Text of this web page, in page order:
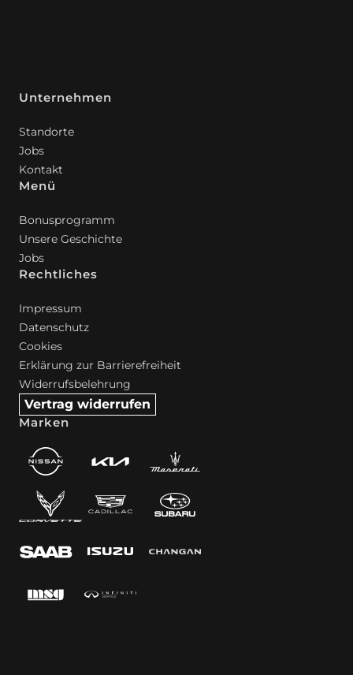
Unternehmen
Standorte
Jobs
Kontakt
Menü
Bonusprogramm
Unsere Geschichte
Jobs
Rechtliches
Impressum
Datenschutz
Cookies
Erklärung zur Barrierefreiheit
Widerrufsbelehrung
Vertrag widerrufen
Marken